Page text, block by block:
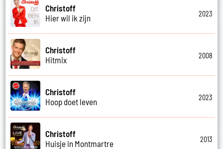
Christoff
Hier wil ik zijn
2023
Christoff
Hitmix
2008
Christoff
Hoop doet leven
2023
Christoff
Huisje in Montmartre
2013